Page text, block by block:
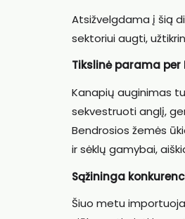
Atsižvelgdama į šią
sektoriui augti,
Tikslinė parama per
Kanapių auginimas
sekvestruoti anglį,
Bendrosios žemės
ir sėklų gamybai,
Sąžininga
Šiuo metu